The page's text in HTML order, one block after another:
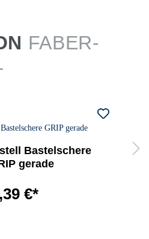
FABER-
Bastelschere
gerade
€*